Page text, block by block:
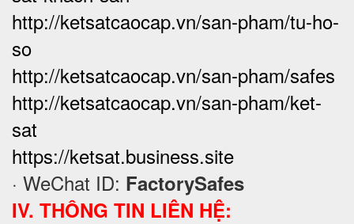
http://ketsatcaocap.vn/san-pham/tu-ho-
so
http://ketsatcaocap.vn/san-pham/safes
http://ketsatcaocap.vn/san-pham/ket-
sat
https://ketsat.business.site
· WeChat ID: FactorySafes
IV. THÔNG TIN LIÊN HỆ: